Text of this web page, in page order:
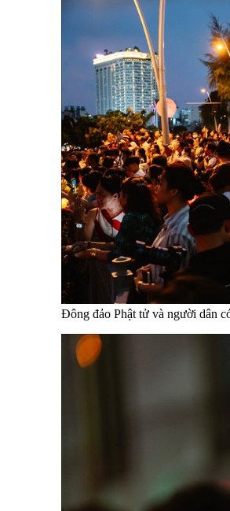
Đông đảo Phật tử và người dân